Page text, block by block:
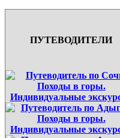
ПУТЕВОДИТЕЛИ